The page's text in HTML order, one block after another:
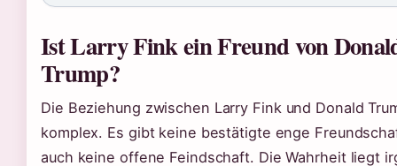
Ist Larry Fink ein Freund von
Trump?
Die Beziehung zwischen Larry Fink und Donald
komplex. Es gibt keine bestätigte enge
auch keine offene Feindschaft. Die Wahrheit liegt